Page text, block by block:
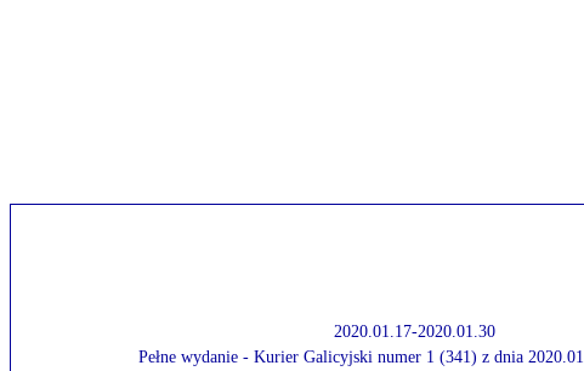
2020.01.17-2020.01.30
Pełne wydanie - Kurier Galicyjski numer 1 (341) z dnia